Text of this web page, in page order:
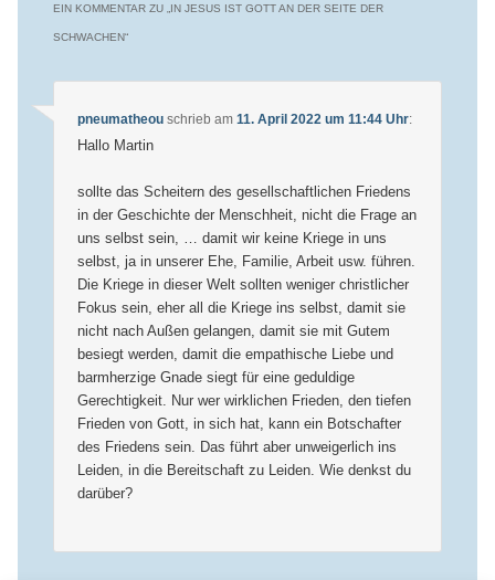
EIN KOMMENTAR ZU „ IN JESUS IST GOTT AN DER SEITE DER
SCHWACHEN“
pneumatheou schrieb am 11. April 2022 um 11:44 Uhr:
Hallo Martin
sollte das Scheitern des gesellschaftlichen Friedens
in der Geschichte der Menschheit, nicht die Frage an
uns selbst sein, … damit wir keine Kriege in uns
selbst, ja in unserer Ehe, Familie, Arbeit usw. führen.
Die Kriege in dieser Welt sollten weniger christlicher
Fokus sein, eher all die Kriege ins selbst, damit sie
nicht nach Außen gelangen, damit sie mit Gutem
besiegt werden, damit die empathische Liebe und
barmherzige Gnade siegt für eine geduldige
Gerechtigkeit. Nur wer wirklichen Frieden, den tiefen
Frieden von Gott, in sich hat, kann ein Botschafter
des Friedens sein. Das führt aber unweigerlich ins
Leiden, in die Bereitschaft zu Leiden. Wie denkst du
darüber?